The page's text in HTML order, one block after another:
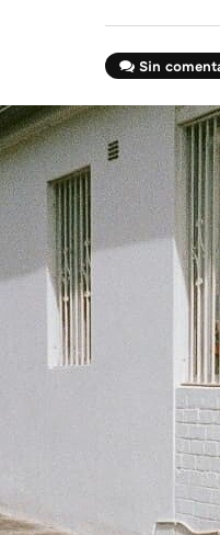
Sin